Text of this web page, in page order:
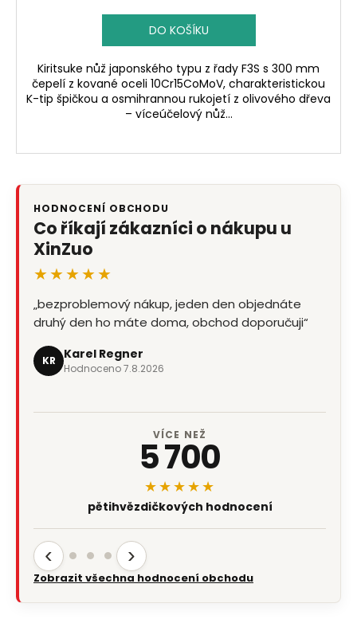
DO KOŠÍKU
Kiritsuke nůž japonského typu z řady F3S s 300 mm
čepelí z kované oceli 10Cr15CoMoV, charakteristickou
K-tip špičkou a osmihrannou rukojetí z olivového dřeva
– víceúčelový nůž...
HODNOCENÍ OBCHODU
Co říkají zákazníci o nákupu u
XinZuo
★★★★★
„bezproblemový nákup, jeden den objednáte
druhý den ho máte doma, obchod doporučuji“
KR Karel Regner
Hodnoceno 7.8.2026
VÍCE NEŽ
5 700
★★★★★
pětihvězdičkových hodnocení
‹ ›
Zobrazit všechna hodnocení obchodu